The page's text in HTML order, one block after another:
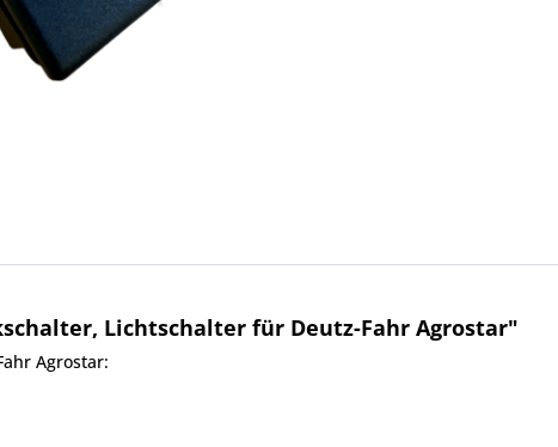
Lichtschalter für Deutz-Fahr Agrostar"
Agrostar: